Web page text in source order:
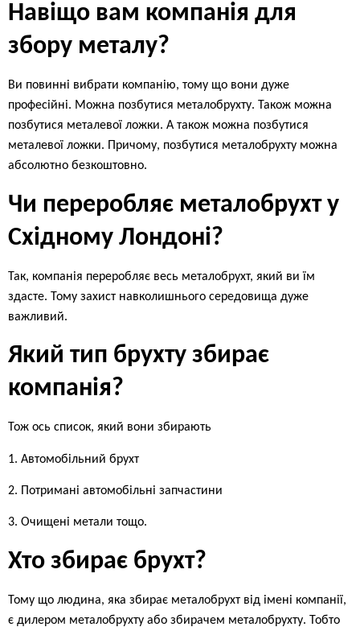
Навіщо вам компанія для
збору металу?
Ви повинні вибрати компанію, тому що вони дуже
професійні. Можна позбутися металобрухту. Також можна
позбутися металевої ложки. А також можна позбутися
металевої ложки. Причому, позбутися металобрухту можна
абсолютно безкоштовно.
Чи переробляє металобрухт у
Східному Лондоні?
Так, компанія переробляє весь металобрухт, який ви їм
здасте. Тому захист навколишнього середовища дуже
важливий.
Який тип брухту збирає
компанія?
Тож ось список, який вони збирають
1. Автомобільний брухт
2. Потримані автомобільні запчастини
3. Очищені метали тощо.
Хто збирає брухт?
Тому що людина, яка збирає металобрухт від імені компанії,
є дилером металобрухту або збирачем металобрухту. Тобто